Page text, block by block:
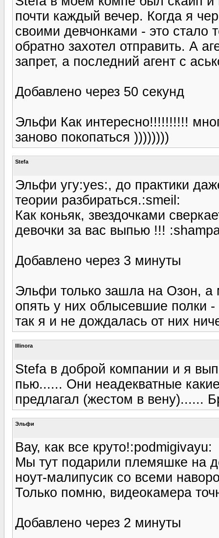
почти каждый вечер. Когда я
своими девчонками - это стало
обратно захотел отправить. А
запрет, а последний агент с
Добавлено через 50 секунд
Эльфи Как интересно!!!!!!!!!!
заново покопаться ))))))))
Stefa
Эльфи угу:yes:, до практики
теории разбираться.:smeil:
Как коньяк, звездочками
девочки за вас выпью !!!
Добавлено через 3 минуты
Эльфи только зашла на Озон,
опять у них облысевшие полки
так я и не дождалась от них
Illinora
Stefa в доброй компании и я
пью...... Они неадекватные
предлагал (жестом в вену)......
Эльфи
Вау, как все круто!:podmigivayu:
Мы тут подарили племяшке на
ноут-малипусик со всеми
Только помню, видеокамера
Добавлено через 2 минуты